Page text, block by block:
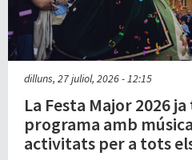
dilluns, 27 juliol, 2026 - 12:15
La Festa Major 2026
programa amb
activitats per a tots